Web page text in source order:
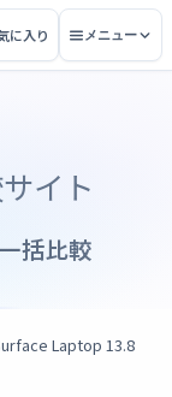
に入り メニュー
イト
括比較
Laptop 13.8